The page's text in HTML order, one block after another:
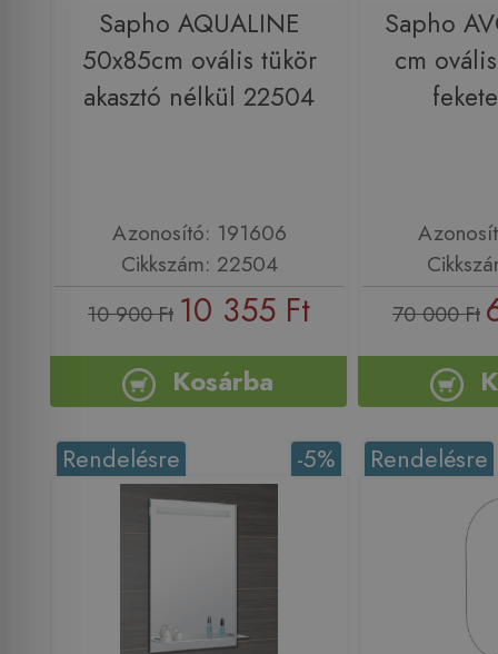
Sapho AQUALINE
50x85cm ovális tükör
akasztó nélkül 22504
Azonosító: 191606
Cikkszám: 22504
10 900 Ft 10 355 Ft
Kosárba
Sapho
cm
70 000 Ft
-5%
Rendelésre Rendelésre